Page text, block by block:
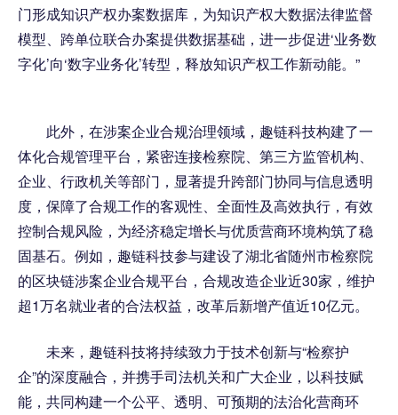
门形成知识产权办案数据库，为知识产权大数据法律监督
模型、跨单位联合办案提供数据基础，进一步促进‘业务数
字化’向‘数字业务化’转型，释放知识产权工作新动能。”
此外，在涉案企业合规治理领域，趣链科技构建了一
体化合规管理平台，紧密连接检察院、第三方监管机构、
企业、行政机关等部门，显著提升跨部门协同与信息透明
度，保障了合规工作的客观性、全面性及高效执行，有效
控制合规风险，为经济稳定增长与优质营商环境构筑了稳
固基石。例如，趣链科技参与建设了湖北省随州市检察院
的区块链涉案企业合规平台，合规改造企业近30家，维护
超1万名就业者的合法权益，改革后新增产值近10亿元。
未来，趣链科技将持续致力于技术创新与“检察护
企”的深度融合，并携手司法机关和广大企业，以科技赋
能，共同构建一个公平、透明、可预期的法治化营商环